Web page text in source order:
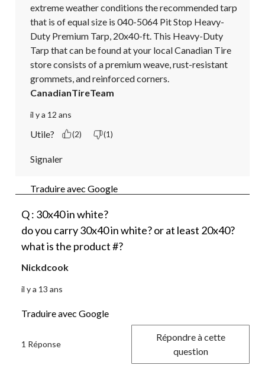
extreme weather conditions the recommended tarp
that is of equal size is 040-5064 Pit Stop Heavy-
Duty Premium Tarp, 20x40-ft. This Heavy-Duty
Tarp that can be found at your local Canadian Tire
store consists of a premium weave, rust-resistant
grommets, and reinforced corners.
CanadianTireTeam
il y a 12 ans
Utile? (2) (1)
Signaler
Traduire avec Google
Q : 30x40 in white?
do you carry 30x40 in white? or at least 20x40?
what is the product #?
Nickdcook
il y a 13 ans
Traduire avec Google
1 Réponse
Répondre à cette
question